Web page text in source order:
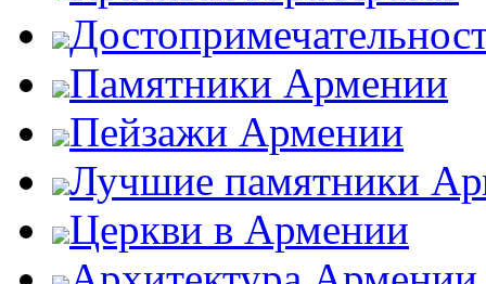
Памятники Армении
Пейзажи Армении
Лучшие памятники
Церкви в Армении